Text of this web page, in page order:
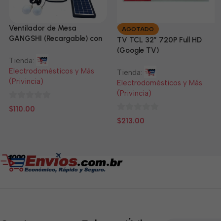
Ventilador de Mesa
GANGSHI (Recargable) con
Tienda:
Electrodomésticos y Más
(Privincia)
0
$110.00
AGOTADO
TV TCL 32” 720P Full HD
(Google TV)
Tienda:
Electrodomésticos y Más
(Privincia)
0
$213.00